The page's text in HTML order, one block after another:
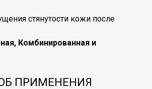
ПРИМЕНЕНИЯ
стянутости кожи после
Комбинированная и